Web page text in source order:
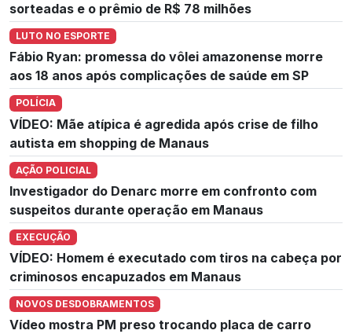
sorteadas e o prêmio de R$ 78 milhões
LUTO NO ESPORTE
Fábio Ryan: promessa do vôlei amazonense morre
aos 18 anos após complicações de saúde em SP
POLÍCIA
VÍDEO: Mãe atípica é agredida após crise de filho
autista em shopping de Manaus
AÇÃO POLICIAL
Investigador do Denarc morre em confronto com
suspeitos durante operação em Manaus
EXECUÇÃO
VÍDEO: Homem é executado com tiros na cabeça por
criminosos encapuzados em Manaus
NOVOS DESDOBRAMENTOS
Vídeo mostra PM preso trocando placa de carro